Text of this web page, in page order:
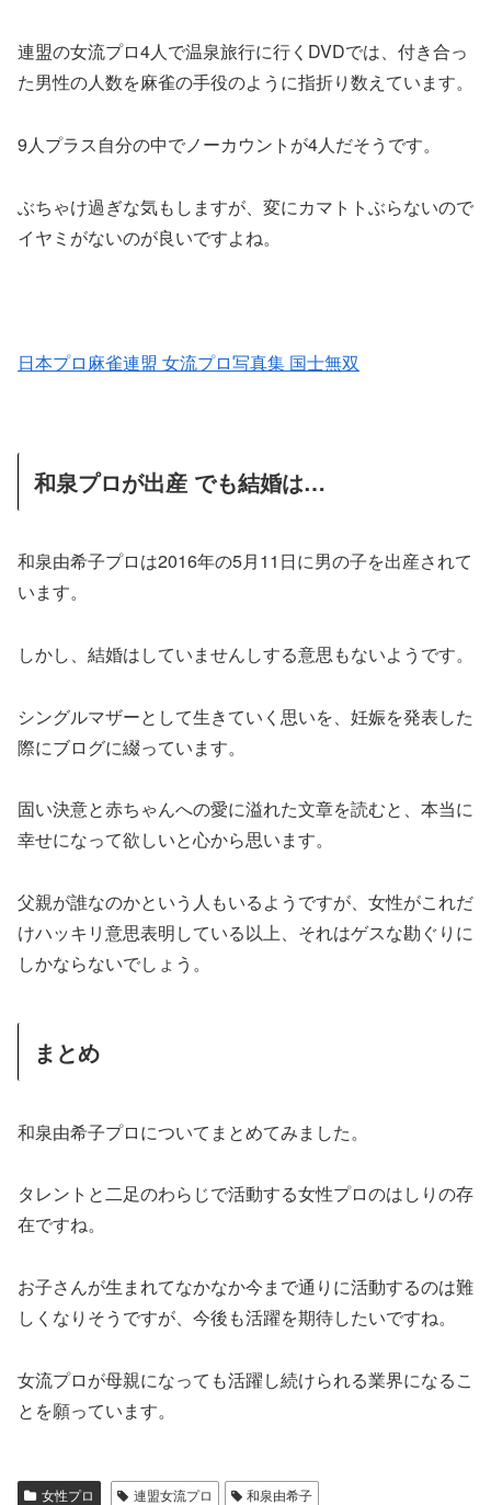
連盟の女流プロ4人で温泉旅行に行くDVDでは、付き合っ
た男性の人数を麻雀の手役のように指折り数えています。
9人プラス自分の中でノーカウントが4人だそうです。
ぶちゃけ過ぎな気もしますが、変にカマトトぶらないので
イヤミがないのが良いですよね。
日本プロ麻雀連盟 女流プロ写真集 国士無双
和泉プロが出産 でも結婚は…
和泉由希子プロは2016年の5月11日に男の子を出産されて
います。
しかし、結婚はしていませんしする意思もないようです。
シングルマザーとして生きていく思いを、妊娠を発表した
際にブログに綴っています。
固い決意と赤ちゃんへの愛に溢れた文章を読むと、本当に
幸せになって欲しいと心から思います。
父親が誰なのかという人もいるようですが、女性がこれだ
けハッキリ意思表明している以上、それはゲスな勘ぐりに
しかならないでしょう。
まとめ
和泉由希子プロについてまとめてみました。
タレントと二足のわらじで活動する女性プロのはしりの存
在ですね。
お子さんが生まれてなかなか今まで通りに活動するのは難
しくなりそうですが、今後も活躍を期待したいですね。
女流プロが母親になっても活躍し続けられる業界になるこ
とを願っています。
女性プロ 連盟女流プロ 和泉由希子